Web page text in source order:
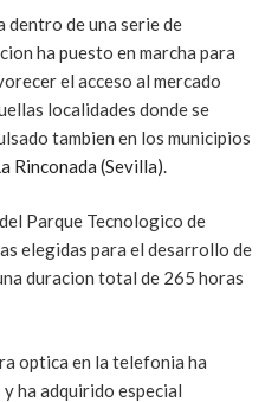
dentro de una serie de
ha puesto en marcha para
el acceso al mercado
localidades donde se
tambien en los municipios
Rinconada (Sevilla)
Parque Tecnologico de
elegidas para el desarrollo de
duracion total de 265 horas
optica en la telefonia ha
ha adquirido especial